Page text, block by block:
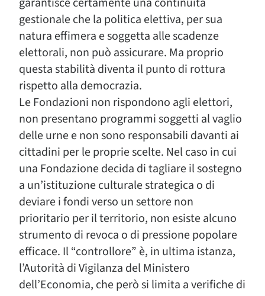
gestionale che la politica elettiva, per sua
natura effimera e soggetta alle scadenze
elettorali, non può assicurare. Ma proprio
questa stabilità diventa il punto di rottura
rispetto alla democrazia.
Le Fondazioni non rispondono agli elettori,
non presentano programmi soggetti al vaglio
delle urne e non sono responsabili davanti ai
cittadini per le proprie scelte. Nel caso in cui
una Fondazione decida di tagliare il sostegno
a un’istituzione culturale strategica o di
deviare i fondi verso un settore non
prioritario per il territorio, non esiste alcuno
strumento di revoca o di pressione popolare
efficace. Il “controllore” è, in ultima istanza,
l’Autorità di Vigilanza del Ministero
dell’Economia, che però si limita a verifiche di